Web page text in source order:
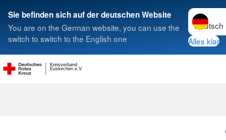
Sie befinden sich auf der deutschen Website
You are on the German website, you can use the
switch to switch to the English one
Sprache
Alles klar
Euskirchen e.V.
Kreisverband
Suche